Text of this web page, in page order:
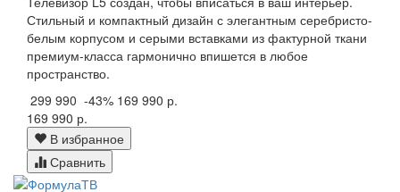
Стильный и компактный дизайн с элегантным серебристо-
белым корпусом и серыми вставками из фактурной ткани
премиум-класса гармонично впишется в любое
пространство.
299 990 -43% 169 990 р.
169 990 р.
В избранное
Сравнить